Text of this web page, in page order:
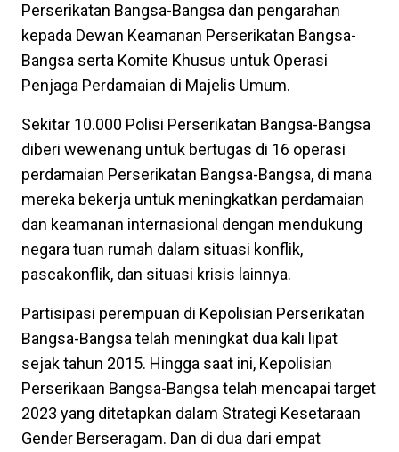
Perserikatan Bangsa-Bangsa dan pengarahan
kepada Dewan Keamanan Perserikatan Bangsa-
Bangsa serta Komite Khusus untuk Operasi
Penjaga Perdamaian di Majelis Umum.
Sekitar 10.000 Polisi Perserikatan Bangsa-Bangsa
diberi wewenang untuk bertugas di 16 operasi
perdamaian Perserikatan Bangsa-Bangsa, di mana
mereka bekerja untuk meningkatkan perdamaian
dan keamanan internasional dengan mendukung
negara tuan rumah dalam situasi konflik,
pascakonflik, dan situasi krisis lainnya.
Partisipasi perempuan di Kepolisian Perserikatan
Bangsa-Bangsa telah meningkat dua kali lipat
sejak tahun 2015. Hingga saat ini, Kepolisian
Perserikaan Bangsa-Bangsa telah mencapai target
2023 yang ditetapkan dalam Strategi Kesetaraan
Gender Berseragam. Dan di dua dari empat